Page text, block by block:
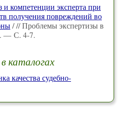
и компетенции эксперта при
получения повреждений во
/ // Проблемы экспертизы в
— С. 4-7.
каталогах
качества судебно-